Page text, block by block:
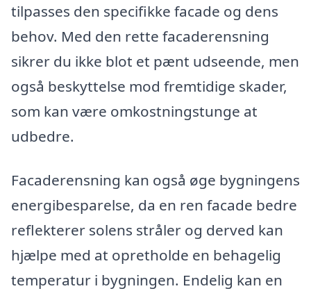
tilpasses den specifikke facade og dens
behov. Med den rette facaderensning
sikrer du ikke blot et pænt udseende, men
også beskyttelse mod fremtidige skader,
som kan være omkostningstunge at
udbedre.
Facaderensning kan også øge bygningens
energibesparelse, da en ren facade bedre
reflekterer solens stråler og derved kan
hjælpe med at opretholde en behagelig
temperatur i bygningen. Endelig kan en